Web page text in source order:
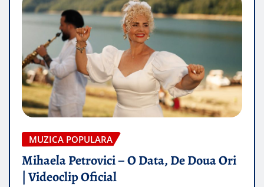
MUZICA POPULARA
Mihaela Petrovici – O Data, De Doua Ori
| Videoclip Oficial